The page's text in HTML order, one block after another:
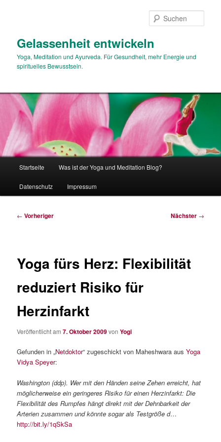
Gelassenheit entwickeln
Yoga, Meditation und Ayurveda. Für Gesundheit, mehr Energie und
spirituelles Bewusstsein.
Startseite Was ist der Yoga und Meditation Blog?
Datenschutz Impressum
Beitragsnavigation
← Vorheriger Nächster →
Yoga fürs Herz: Flexibilität
reduziert Risiko für
Herzinfarkt
Veröffentlicht am7. Oktober 2009vonYogi
Gefunden in „Netdoktor“ zugeschickt von Maheshwara ausYoga
Vidya Speyer:
Washington (ddp). Wer mit den Händen seine Zehen erreicht, hat
möglicherweise ein geringeres Risiko für einen Herzinfarkt: Die
Flexibilität des Rumpfes hängt direkt mit der Dehnbarkeit der
Arterien zusammen und könnte sogar als Testgröße d…
http://bit.ly/1qSkSa